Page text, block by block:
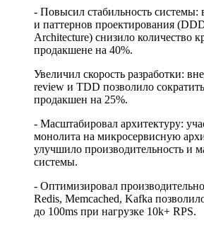
- Повысил стабильность системы:
и паттернов проектирования
Architecture) снизило количество
продакшене на 40%.
Увеличил скорость разработки:
review и TDD позволило
продакшен на 25%.
- Масштабировал архитектуру:
монолита на микросервисную
улучшило производительность и
системы.
- Оптимизировал
Redis, Memcached, Kafka
до 100ms при нагрузке 10k+ RPS.